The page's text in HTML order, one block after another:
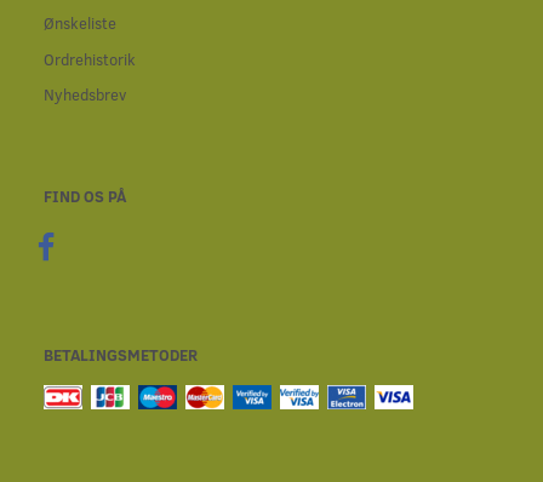
Ønskeliste
Ordrehistorik
Nyhedsbrev
FIND OS PÅ
BETALINGSMETODER